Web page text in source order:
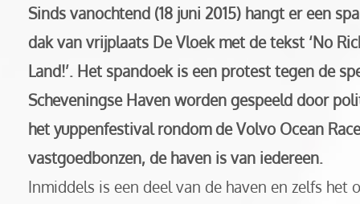
Sinds vanochtend (18 juni 2015) hangt er een
dak van vrijplaats De Vloek met de tekst ‘No
Land!’. Het spandoek is een protest tegen de
Scheveningse Haven worden gespeeld door
het yuppenfestival rondom de Volvo Ocean
vastgoedbonzen, de haven is van iedereen.
Inmiddels is een deel van de haven en zelfs het